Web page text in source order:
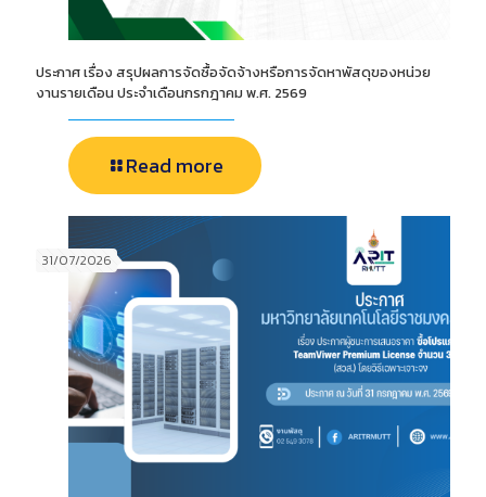
ประกาศ เรื่อง สรุปผลการจัดซื้อจัดจ้างหรือการจัดหาพัสดุของหน่วย
งานรายเดือน ประจำเดือนกรกฎาคม พ.ศ. 2569
Read more
31/07/2026